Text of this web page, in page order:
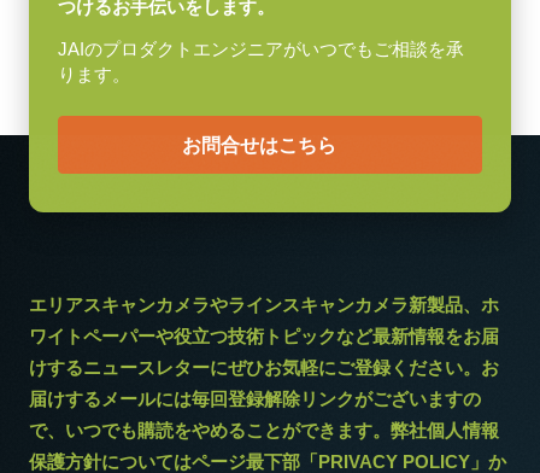
つけるお手伝いをします。
JAIのプロダクトエンジニアがいつでもご相談を承
ります。
お問合せはこちら
エリアスキャンカメラやラインスキャンカメラ新製品、ホ
ワイトペーパーや役立つ技術トピックなど最新情報をお届
けするニュースレターにぜひお気軽にご登録ください。お
届けするメールには毎回登録解除リンクがございますの
で、いつでも購読をやめることができます。弊社個人情報
保護方針についてはページ最下部「PRIVACY POLICY」か